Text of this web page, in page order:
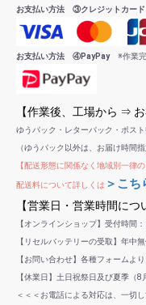
お支払い方法 ③クレジットカード
お支払い方法 ④PayPay※作業完
【作業後、工場から ⇒
ゆうパック・レターパック・ポス
（ゆうパック以外は、お届け時間
【配送形態に関係なく地域別一律の
配送料について詳しくは ＞こち
【営業日・営業時間につ
【オンラインショップ】受付時間
【リセルバッテリーの受取】年中無
【お問い合わせ】各種フォームよ
【休業日】土日祝祭日及び夏季（
＜＜＜お電話による対応は、一切